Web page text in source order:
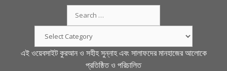
for:
এই ওয়েবসাইট কুরআন ও সহীহ সুন্নাহ এবং সালাফদের মানহাজের আলোকে
প্রতিষ্ঠিত ও পরিচালিত